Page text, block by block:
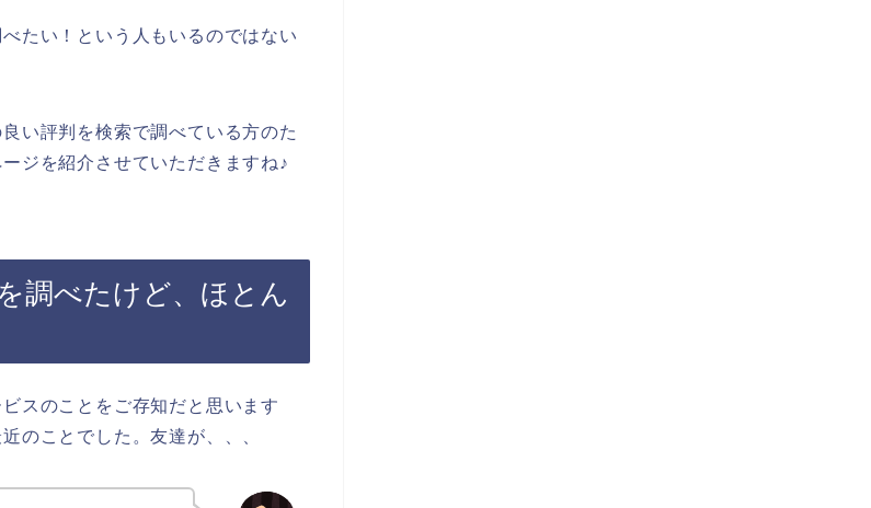
たい！という人もいるのではない
い評判を検索で調べている方のた
ジを紹介させていただきますね♪
調べたけど、ほとん
スのことをご存知だと思います
のことでした。友達が、、、